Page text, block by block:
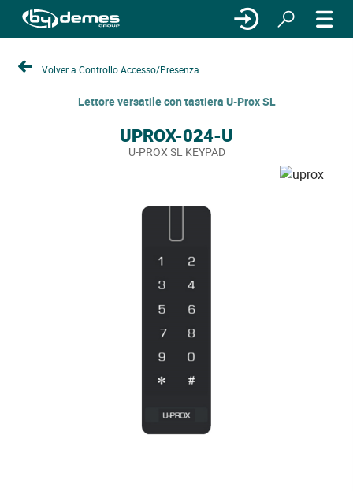
Volver a Controllo Accesso/Presenza
Lettore versatile con tastiera U-Prox SL
UPROX-024-U
U-PROX SL KEYPAD